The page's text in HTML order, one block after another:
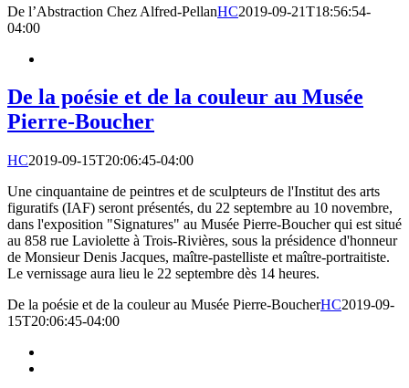
De l’Abstraction Chez Alfred-PellanHC2019-09-21T18:56:54-
04:00
De la poésie et de la couleur au Musée
Pierre-Boucher
HC2019-09-15T20:06:45-04:00
Une cinquantaine de peintres et de sculpteurs de l'Institut des arts
figuratifs (IAF) seront présentés, du 22 septembre au 10 novembre,
dans l'exposition "Signatures" au Musée Pierre-Boucher qui est situé
au 858 rue Laviolette à Trois-Rivières, sous la présidence d'honneur
de Monsieur Denis Jacques, maître-pastelliste et maître-portraitiste.
Le vernissage aura lieu le 22 septembre dès 14 heures.
De la poésie et de la couleur au Musée Pierre-BoucherHC2019-09-
15T20:06:45-04:00